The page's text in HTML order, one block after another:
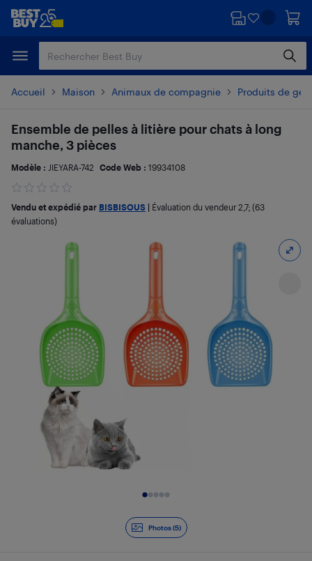
Passer
principal
Passer
Accueil Maison Animaux de compagnie Produits de
Photos (5)
Ensemble de pelles à litière pour chats à long
manche, 3 pièces
Modèle : JIEYARA-742 Code Web : 19934108
Vendu et expédié par BISBISOUS Évaluation du vendeur 2,7; (63
évaluations)